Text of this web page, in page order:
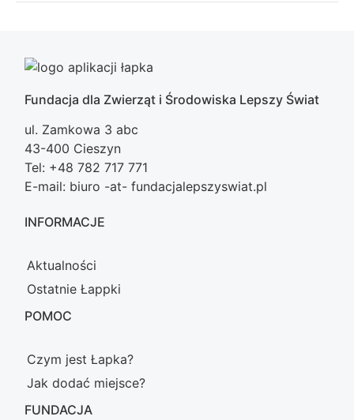
Fundacja dla Zwierząt i Środowiska Lepszy Świat
ul. Zamkowa 3 abc
43-400 Cieszyn
Tel: +48 782 717 771
E-mail: biuro -at- fundacjalepszyswiat.pl
INFORMACJE
Aktualności
Ostatnie Łappki
POMOC
Czym jest Łapka?
Jak dodać miejsce?
FUNDACJA